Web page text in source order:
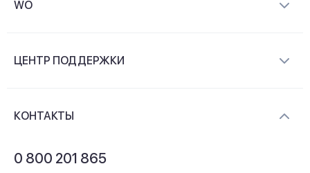
WO
Контакты
ЦЕНТР ПОДДЕРЖКИ
КОНТАКТЫ
0 800 201 865